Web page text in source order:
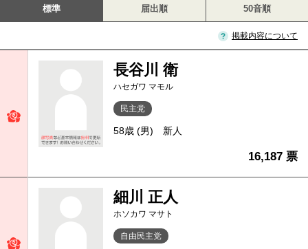
標準 届出順 50音順
掲載内容について
長谷川 衛
ハセガワ マモル
民主党
58歳 (男) 新人
16,187 票
細川 正人
ホソカワ マサト
自由民主党